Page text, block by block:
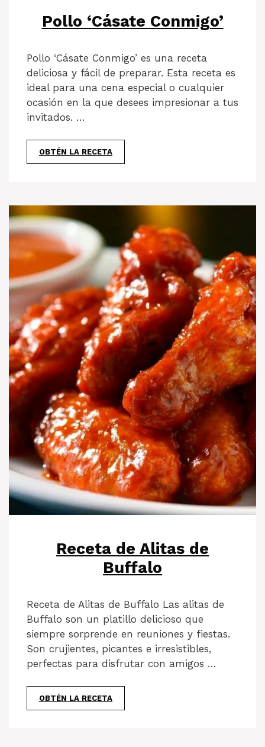
Pollo ‘Cásate Conmigo’
Pollo ‘Cásate Conmigo’ es una receta
deliciosa y fácil de preparar. Esta receta es
ideal para una cena especial o cualquier
ocasión en la que desees impresionar a tus
invitados. …
OBTÉN LA RECETA
Receta de Alitas de
Buffalo
Receta de Alitas de Buffalo Las alitas de
Buffalo son un platillo delicioso que
siempre sorprende en reuniones y fiestas.
Son crujientes, picantes e irresistibles,
perfectas para disfrutar con amigos …
OBTÉN LA RECETA